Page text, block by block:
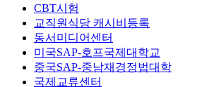
CBT시험
교직원식당 캐시비등록
동서미디어센터
미국SAP-호프국제대학교
중국SAP-중남재경정법대학
국제교류센터